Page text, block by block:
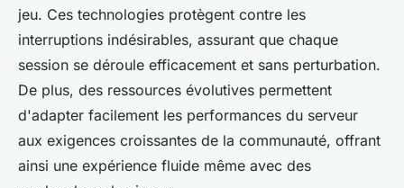
jeu. Ces technologies protègent contre les
interruptions indésirables, assurant que chaque
session se déroule efficacement et sans perturbation.
De plus, des ressources évolutives permettent
d'adapter facilement les performances du serveur
aux exigences croissantes de la communauté, offrant
ainsi une expérience fluide même avec des